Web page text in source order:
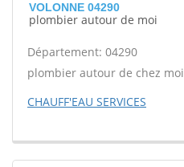
VOLONNE 04290
plombier autour de moi
Département: 04290
plombier autour de chez moi
CHAUFF'EAU SERVICES